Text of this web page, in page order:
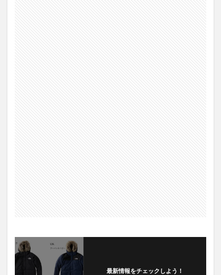
最新情報をチェックしよう！